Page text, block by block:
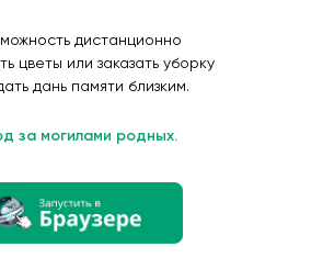
дистанционно
цветы или заказать уборку
дань памяти близким.
за могилами родных.